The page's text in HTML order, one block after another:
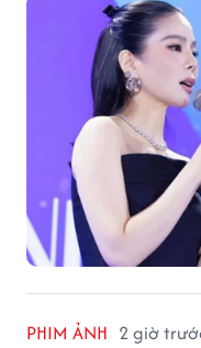
PHIM ẢNH 2 giờ